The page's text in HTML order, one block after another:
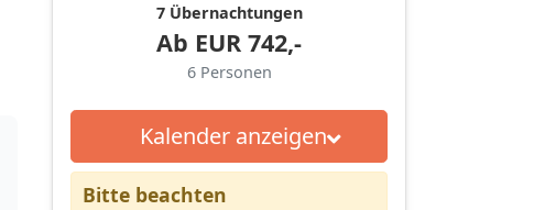
7 Übernachtungen
Ab EUR 742,-
6 Personen
Kalender anzeigen
Bitte beachten